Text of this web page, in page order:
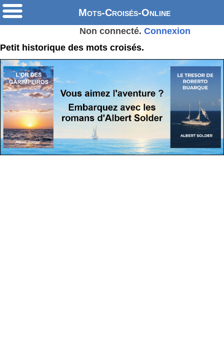
Mots-Croisés-Online
Non connecté. Connexion
Petit historique des mots croisés.